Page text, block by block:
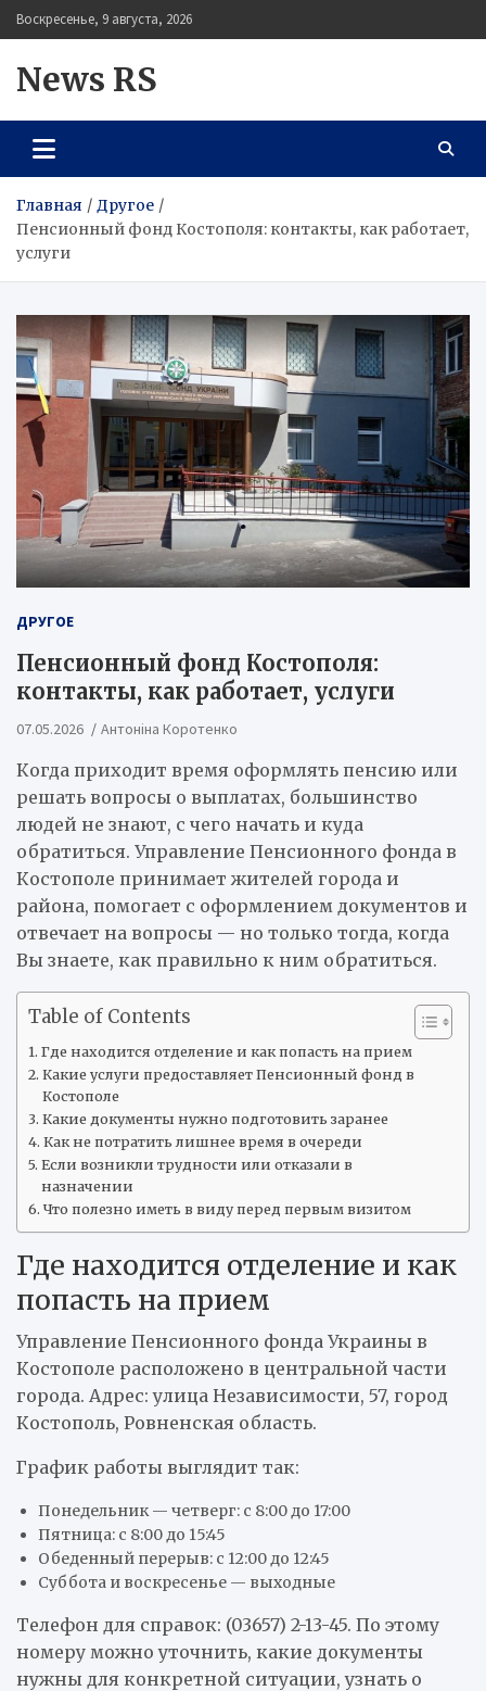
Перейти
к
Воскресенье, 9 августа, 2026
News RS
Главная
Другое
Пенсионный фонд Костополя: контакты, как работает,
услуги
ДРУГОЕ
Пенсионный фонд Костополя:
контакты, как работает, услуги
07.05.2026 Антоніна Коротенко
Когда приходит время оформлять пенсию или
решать вопросы о выплатах, большинство
людей не знают, с чего начать и куда
обратиться. Управление Пенсионного фонда в
Костополе принимает жителей города и
района, помогает с оформлением документов и
отвечает на вопросы — но только тогда, когда
Вы знаете, как правильно к ним обратиться.
Table of Contents
Где находится отделение и как попасть на прием
Какие услуги предоставляет Пенсионный фонд в
Костополе
Какие документы нужно подготовить заранее
Как не потратить лишнее время в очереди
Если возникли трудности или отказали в
назначении
Что полезно иметь в виду перед первым визитом
Где находится отделение и как
попасть на прием
Управление Пенсионного фонда Украины в
Костополе расположено в центральной части
города. Адрес: улица Независимости, 57, город
Костополь, Ровненская область.
График работы выглядит так:
Понедельник — четверг: с 8:00 до 17:00
Пятница: с 8:00 до 15:45
Обеденный перерыв: с 12:00 до 12:45
Суббота и воскресенье — выходные
Телефон для справок: (03657) 2-13-45. По этому
номеру можно уточнить, какие документы
нужны для конкретной ситуации, узнать о